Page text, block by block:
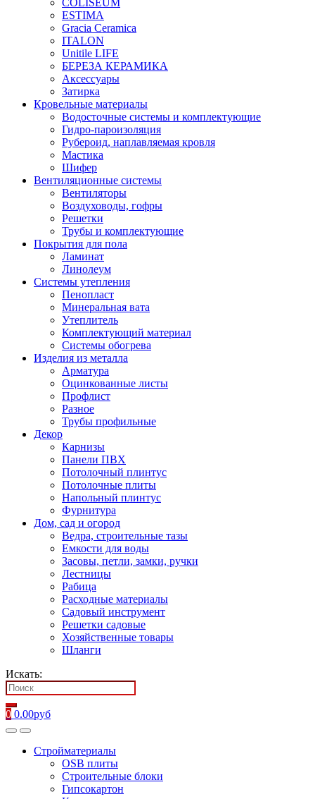
COLISEUM
ESTIMA
Gracia Ceramica
ITALON
Unitile LIFE
БЕРЕЗА КЕРАМИКА
Аксессуары
Затирка
Кровельные материалы
Водосточные системы и комплектующие
Гидро-пароизоляция
Рубероид, наплавляемая кровля
Мастика
Шифер
Вентиляционные системы
Вентиляторы
Воздуховоды, гофры
Решетки
Трубы и комплектующие
Покрытия для пола
Ламинат
Линолеум
Системы утепления
Пенопласт
Минеральная вата
Утеплитель
Комплектующий материал
Системы обогрева
Изделия из металла
Арматура
Оцинкованные листы
Профлист
Разное
Трубы профильные
Декор
Карнизы
Панели ПВХ
Потолочный плинтус
Потолочные плиты
Напольный плинтус
Фурнитура
Дом, сад и огород
Ведра, строительные тазы
Емкости для воды
Засовы, петли, замки, ручки
Лестницы
Рабица
Расходные материалы
Садовый инструмент
Решетки садовые
Хозяйственные товары
Шланги
Искать:
0 0.00руб
Стройматериалы
OSB плиты
Строительные блоки
Гипсокартон